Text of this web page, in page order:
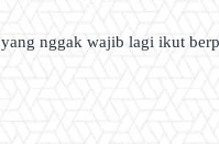
nggak wajib lagi ikut